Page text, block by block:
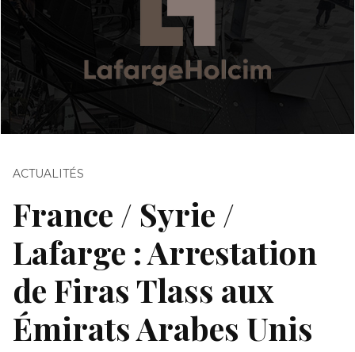
ACTUALITÉS
France / Syrie /
Lafarge : Arrestation
de Firas Tlass aux
Émirats Arabes Unis